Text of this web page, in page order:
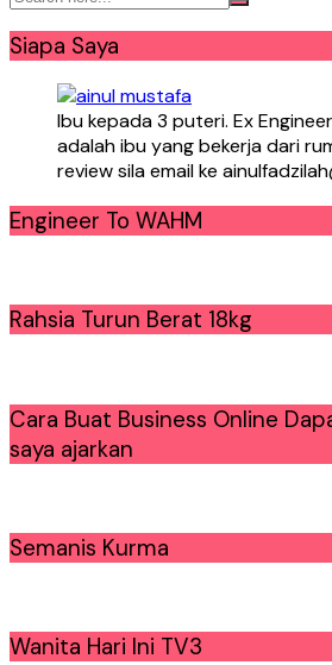
Siapa Saya
Ibu kepada 3 puteri. Ex
adalah ibu yang bekerja dari
review sila email ke
Engineer To WAHM
Rahsia Turun Berat 18kg
Cara Buat Business Online
saya ajarkan
Semanis Kurma
Wanita Hari Ini TV3